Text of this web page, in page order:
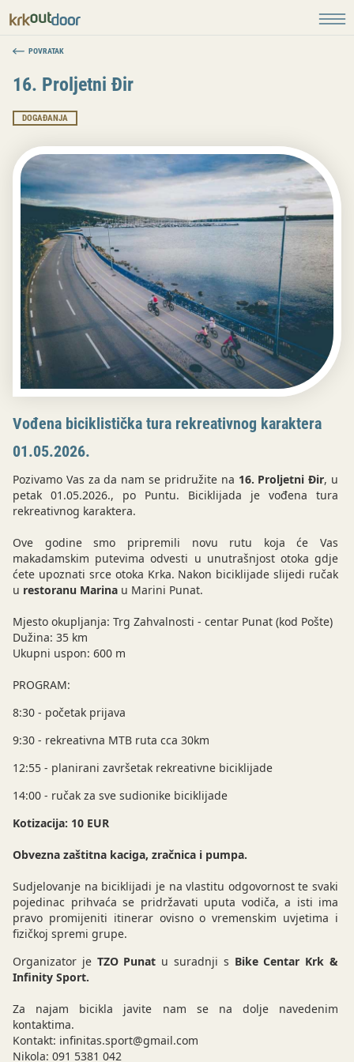
POVRATAK
16. Proljetni Đir
DOGAĐANJA
Vođena biciklistička tura rekreativnog karaktera
01.05.2026.
Pozivamo Vas za da nam se pridružite na 16. Proljetni Đir, u
petak 01.05.2026., po Puntu. Biciklijada je vođena tura
rekreativnog karaktera.
Ove godine smo pripremili novu rutu koja će Vas
makadamskim putevima odvesti u unutrašnjost otoka gdje
ćete upoznati srce otoka Krka. Nakon biciklijade slijedi ručak
u restoranu Marina u Marini Punat.
Mjesto okupljanja: Trg Zahvalnosti - centar Punat (kod Pošte)
Dužina: 35 km
Ukupni uspon: 600 m
PROGRAM:
8:30 - početak prijava
9:30 - rekreativna MTB ruta cca 30km
12:55 - planirani završetak rekreativne biciklijade
14:00 - ručak za sve sudionike biciklijade
Kotizacija: 10 EUR
Obvezna zaštitna kaciga, zračnica i pumpa.
Sudjelovanje na biciklijadi je na vlastitu odgovornost te svaki
pojedinac prihvaća se pridržavati uputa vodiča, a isti ima
pravo promijeniti itinerar ovisno o vremenskim uvjetima i
fizičkoj spremi grupe.
Organizator je TZO Punat u suradnji s Bike Centar Krk &
Infinity Sport.
Za najam bicikla javite nam se na dolje navedenim
kontaktima.
Kontakt: infinitas.sport@gmail.com
Nikola: 091 5381 042